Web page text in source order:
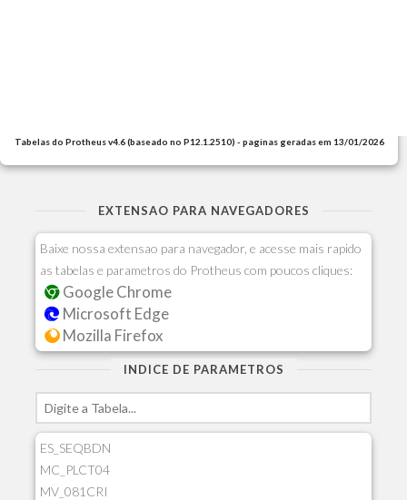
Tabelas do Protheus v4.6 (baseado no P12.1.2510) - paginas geradas em 13/01/2026
EXTENSAO PARA NAVEGADORES
Baixe nossa extensao para navegador, e acesse mais rapido
as tabelas e parametros do Protheus com poucos cliques:
Google Chrome
Microsoft Edge
Mozilla Firefox
INDICE DE PARAMETROS
ES_SEQBDN
MC_PLCT04
MV_081CRI